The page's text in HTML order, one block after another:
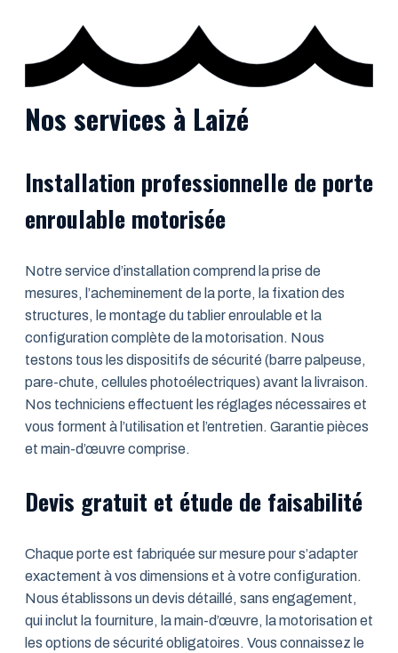
Nos services à Laizé
Installation professionnelle de porte
enroulable motorisée
Notre service d’installation comprend la prise de
mesures, l’acheminement de la porte, la fixation des
structures, le montage du tablier enroulable et la
configuration complète de la motorisation. Nous
testons tous les dispositifs de sécurité (barre palpeuse,
pare-chute, cellules photoélectriques) avant la livraison.
Nos techniciens effectuent les réglages nécessaires et
vous forment à l’utilisation et l’entretien. Garantie pièces
et main-d’œuvre comprise.
Devis gratuit et étude de faisabilité
Chaque porte est fabriquée sur mesure pour s’adapter
exactement à vos dimensions et à votre configuration.
Nous établissons un devis détaillé, sans engagement,
qui inclut la fourniture, la main-d’œuvre, la motorisation et
les options de sécurité obligatoires. Vous connaissez le